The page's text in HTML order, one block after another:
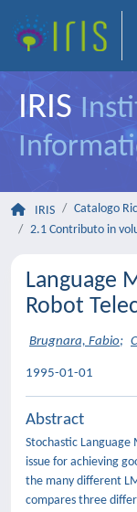
IRIS
IRIS Catalogo
2.1 Contributo in
Language
Robot
Brugnara, Fabio;
1995-01-01
Abstract
Stochastic Language
issue for achieving
the many different
compares three